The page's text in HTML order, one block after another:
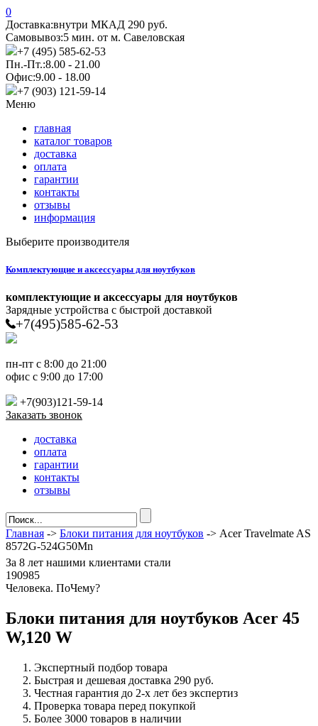
0
Доставка:внутри МКАД 290 руб.
Самовывоз:5 мин. от м. Савеловская
+7 (495) 585-62-53
Пн.-Пт.:8.00 - 21.00
Офис:9.00 - 18.00
+7 (903) 121-59-14
Меню
главная
каталог товаров
доставка
оплата
гарантии
контакты
отзывы
информация
Выберите производителя
Комплектующие и аксессуары для ноутбуков
комплектующие и аксессуары для ноутбуков
Зарядные устройства с быстрой доставкой
+7(495)585-62-53
пн-пт с 8:00 до 21:00
офис с 9:00 до 17:00
+7(903)121-59-14
Заказать звонок
доставка
оплата
гарантии
контакты
отзывы
Главная -> Блоки питания для ноутбуков -> Acer Travelmate AS
8572G-524G50Mn
За 8 лет нашими клиентами стали
190985
Человека. ПоЧему?
Блоки питания для ноутбуков Acer 45
W,120 W
Экспертный подбор товара
Быстрая и дешевая доставка 290 руб.
Честная гарантия до 2-х лет без экспертиз
Проверка товара перед покупкой
Более 3000 товаров в наличии